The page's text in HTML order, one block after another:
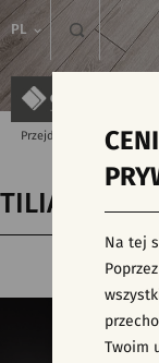
PL
Przejdź do strony głównej
TILIAN
Na tej
Twoim